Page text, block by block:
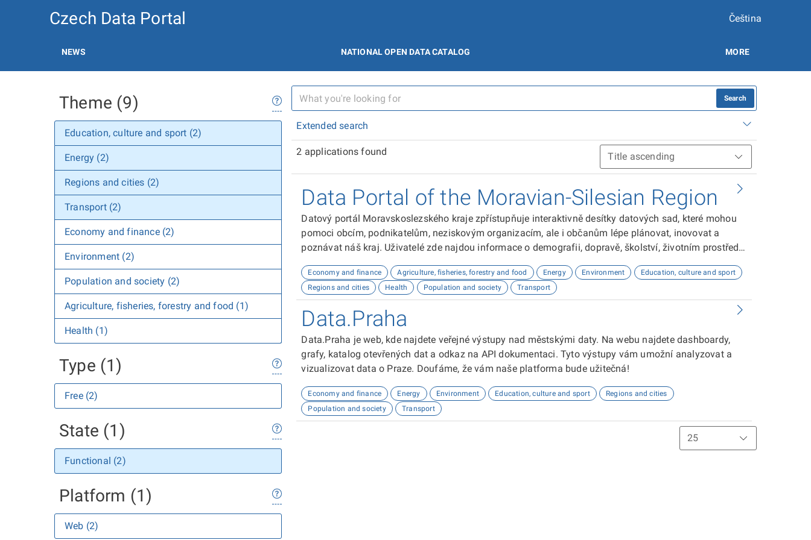
Czech Data Portal Čeština
NEWS NATIONAL OPEN DATA CATALOG MORE
Theme (9)
Education, culture and sport (2)
Energy (2)
Regions and cities (2)
Transport (2)
Economy and finance (2)
Environment (2)
Population and society (2)
Agriculture, fisheries, forestry and food (1)
Health (1)
Type (1)
Free (2)
State (1)
Functional (2)
Platform (1)
Web (2)
Search
Extended search
2 applications found
Data Portal of the Moravian-Silesian Region
Datový portál Moravskoslezského kraje zpřístupňuje interaktivně desítky datových sad, které mohou
pomoci obcím, podnikatelům, neziskovým organizacím, ale i občanům lépe plánovat, inovovat a
poznávat náš kraj. Uživatelé zde najdou informace o demografii, dopravě, školství, životním prostředí,
Economy and finance Agriculture, fisheries, forestry and food Energy Environment
Education, culture and sport
Regions and cities
Health Population and society Transport
Data.Praha
Data.Praha je web, kde najdete veřejné výstupy nad městskými daty. Na webu najdete dashboardy,
grafy, katalog otevřených dat a odkaz na API dokumentaci. Tyto výstupy vám umožní analyzovat a
vizualizovat data o Praze. Doufáme, že vám naše platforma bude užitečná!
Economy and finance Energy Environment Education, culture and sport
Regions and cities
Population and society
Transport